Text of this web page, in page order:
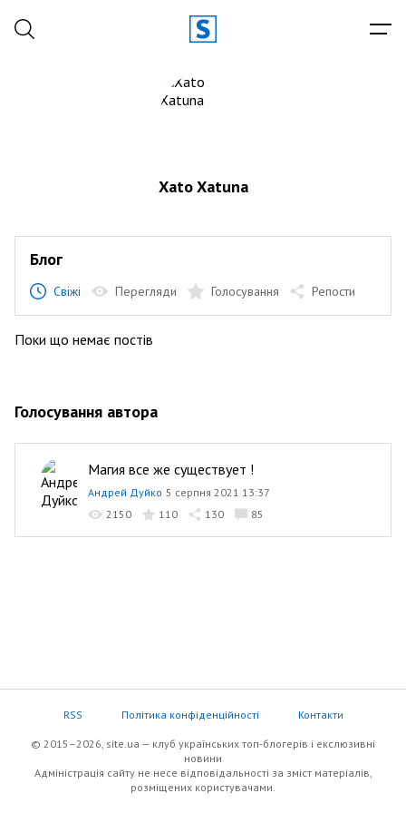
Xato Xatuna
Блог
Свіжі Перегляди Голосування Репости
Поки що немає постів
Голосування автора
Магия все же существует !
Андрей Дуйко 5 серпня 2021 13:37
2150
110 130 85
RSS Політика конфіденційності Контакти
© 2015–2026, site.ua — клуб українських топ-блогерів i екслюзивнi
новини
Адміністрація сайту не несе відповідальності за зміст матеріалів,
розміщених користувачами.